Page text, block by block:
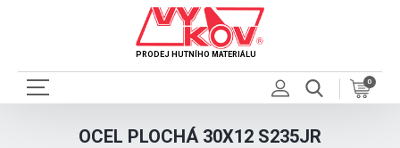
PRODEJ HUTNÍHO MATERIÁLU
0
OCEL PLOCHÁ 30X12 S235JR